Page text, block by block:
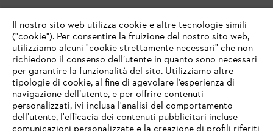
Il nostro sito web utilizza cookie e altre tecnologie simili
("cookie"). Per consentire la fruizione del nostro sito web,
utilizziamo alcuni "cookie strettamente necessari" che non
richiedono il consenso dell’utente in quanto sono necessari
per garantire la funzionalità del sito. Utilizziamo altre
tipologie di cookie, al fine di agevolare l’esperienza di
navigazione dell’utente, e per offrire contenuti
personalizzati, ivi inclusa l'analisi del comportamento
dell’utente, l'efficacia dei contenuti pubblicitari incluse